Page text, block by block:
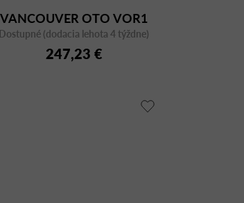
VANCOUVER OTO VOR1
G1
Dostupné (dodacia lehota 4 týždne)
247,23 €